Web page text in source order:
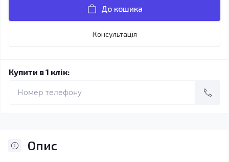
До кошика
Консультація
Купити в 1 клік:
Опис